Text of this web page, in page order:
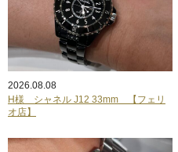
2026.08.08
H様 シャネル J12 33mm 【フェリ
オ店】